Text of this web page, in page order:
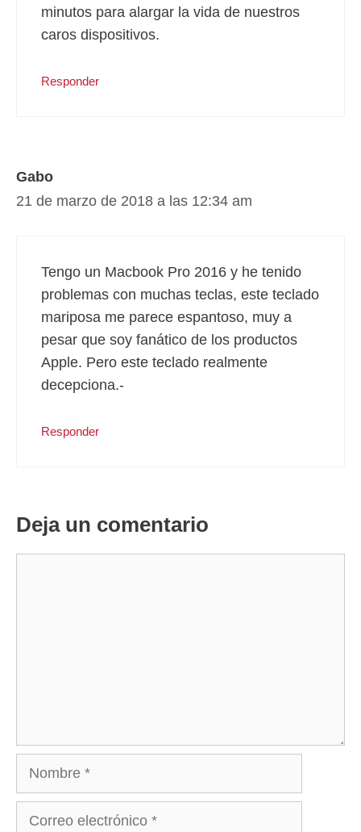
minutos para alargar la vida de nuestros
caros dispositivos.
Responder
Gabo
21 de marzo de 2018 a las 12:34 am
Tengo un Macbook Pro 2016 y he tenido
problemas con muchas teclas, este teclado
mariposa me parece espantoso, muy a
pesar que soy fanático de los productos
Apple. Pero este teclado realmente
decepciona.-
Responder
Deja un comentario
Nombre